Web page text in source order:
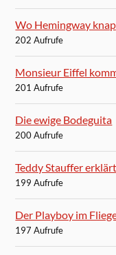
Wo Hemingway
202 Aufrufe
Monsieur Eiffel
201 Aufrufe
Die ewige Bodeguita
200 Aufrufe
Teddy Stauffer
199 Aufrufe
Der Playboy im
197 Aufrufe